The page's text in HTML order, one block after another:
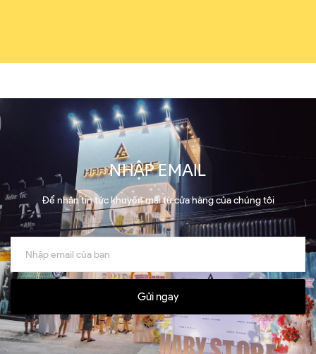
NHẬP EMAIL
Để nhận tin tức khuyến mãi từ cửa hàng của chúng tôi
Gửi ngay